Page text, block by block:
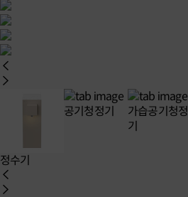
정수기
공기청정기
가습공기청정
기